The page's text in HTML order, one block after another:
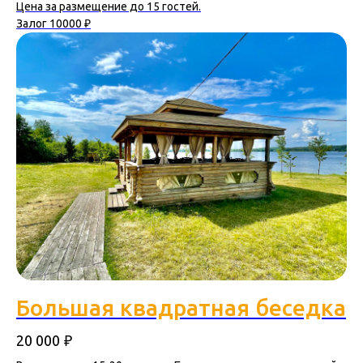
Цена за размещение до 15 гостей.
Залог 10000 ₽
Большая квадратная беседка
20 000 ₽